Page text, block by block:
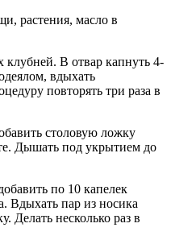
растения, масло в
клубней. В отвар капнуть 4-
вдыхать
повторять три раза в
столовую ложку
Дышать под укрытием до
по 10 капелек
Вдыхать пар из носика
Делать несколько раз в